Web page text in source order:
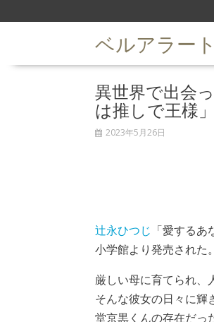
k
ベルアラー
異世界で出会
は推しで王様
2023年5月26日
辻永ひつじ 「愛する
小学館より発売された。
厳しい母に育てられ、
そんな彼女の日々に輝
堂京黒くんの存在だっ